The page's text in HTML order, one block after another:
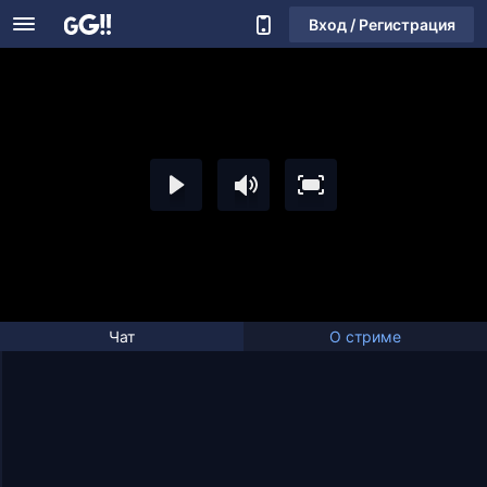
Вход / Регистрация
Чат О стриме